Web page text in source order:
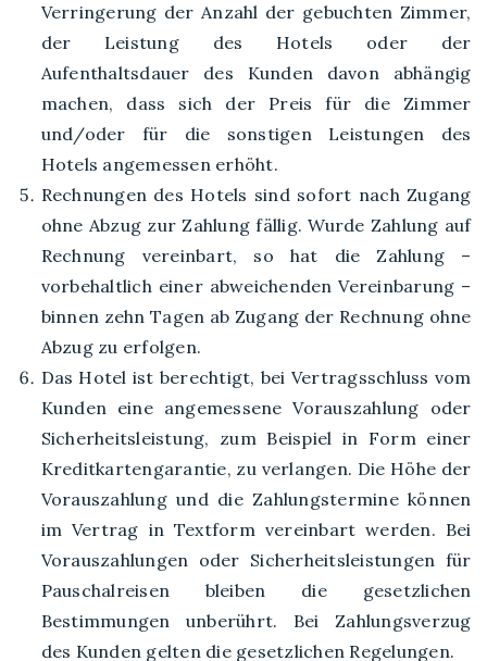
Verringerung der Anzahl der gebuchten Zimmer,
der Leistung des Hotels oder der
Aufenthaltsdauer des Kunden davon abhängig
machen, dass sich der Preis für die Zimmer
und/oder für die sonstigen Leistungen des
Hotels angemessen erhöht.
Rechnungen des Hotels sind sofort nach Zugang
ohne Abzug zur Zahlung fällig. Wurde Zahlung auf
Rechnung vereinbart, so hat die Zahlung –
vorbehaltlich einer abweichenden Vereinbarung –
binnen zehn Tagen ab Zugang der Rechnung ohne
Abzug zu erfolgen.
Das Hotel ist berechtigt, bei Vertragsschluss vom
Kunden eine angemessene Vorauszahlung oder
Sicherheitsleistung, zum Beispiel in Form einer
Kreditkartengarantie, zu verlangen. Die Höhe der
Vorauszahlung und die Zahlungstermine können
im Vertrag in Textform vereinbart werden. Bei
Vorauszahlungen oder Sicherheitsleistungen für
Pauschalreisen bleiben die gesetzlichen
Bestimmungen unberührt. Bei Zahlungsverzug
des Kunden gelten die gesetzlichen Regelungen.